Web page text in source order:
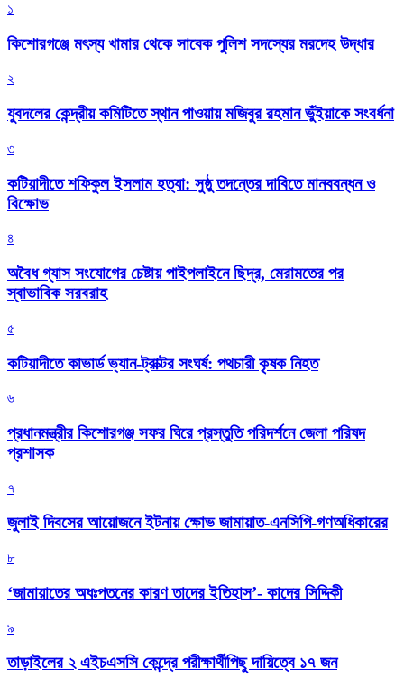
১
কিশোরগঞ্জে মৎস্য খামার থেকে সাবেক পুলিশ সদস্যের মরদেহ উদ্ধার
২
যুবদলের কেন্দ্রীয় কমিটিতে স্থান পাওয়ায় মজিবুর রহমান ভুঁইয়াকে সংবর্ধনা
৩
কটিয়াদীতে শফিকুল ইসলাম হত্যা: সুষ্ঠু তদন্তের দাবিতে মানববন্ধন ও
বিক্ষোভ
৪
অবৈধ গ্যাস সংযোগের চেষ্টায় পাইপলাইনে ছিদ্র, মেরামতের পর
স্বাভাবিক সরবরাহ
৫
কটিয়াদীতে কাভার্ড ভ্যান-ট্রাক্টর সংঘর্ষ: পথচারী কৃষক নিহত
৬
প্রধানমন্ত্রীর কিশোরগঞ্জ সফর ঘিরে প্রস্তুতি পরিদর্শনে জেলা পরিষদ
প্রশাসক
৭
জুলাই দিবসের আয়োজনে ইটনায় ক্ষোভ জামায়াত-এনসিপি-গণঅধিকারের
৮
‘জামায়াতের অধঃপতনের কারণ তাদের ইতিহাস’- কাদের সিদ্দিকী
৯
তাড়াইলের ২ এইচএসসি কেন্দ্রে পরীক্ষার্থীপিছু দায়িত্বে ১৭ জন